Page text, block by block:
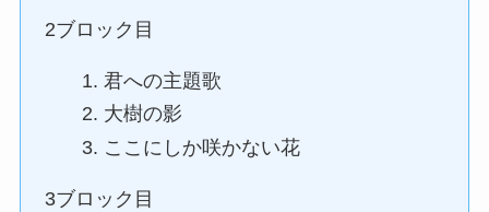
2ブロック目
君への主題歌
大樹の影
ここにしか咲かない花
3ブロック目